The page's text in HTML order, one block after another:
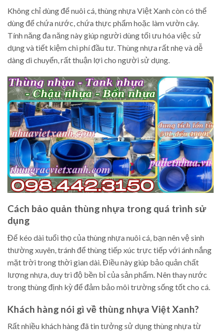
Không chỉ dùng để nuôi cá, thùng nhựa Việt Xanh còn có thể
dùng để chứa nước, chứa thực phẩm hoặc làm vườn cây.
Tính năng đa năng này giúp người dùng tối ưu hóa việc sử
dụng và tiết kiệm chi phí đầu tư. Thùng nhựa rất nhẹ và dễ
dàng di chuyển, rất thuận lợi cho người sử dụng.
Cách bảo quản thùng nhựa trong quá trình sử
dụng
Để kéo dài tuổi thọ của thùng nhựa nuôi cá, bạn nên vệ sinh
thường xuyên, tránh để thùng tiếp xúc trực tiếp với ánh nắng
mặt trời trong thời gian dài. Điều này giúp bảo quản chất
lượng nhựa, duy trì độ bền bỉ của sản phẩm. Nên thay nước
trong thùng định kỳ để đảm bảo môi trường sống tốt cho cá.
Khách hàng nói gì về thùng nhựa Việt Xanh?
Rất nhiều khách hàng đã tin tưởng sử dụng thùng nhựa từ